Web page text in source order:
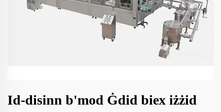
Id-disinn b'mod Ġdid biex iżżid